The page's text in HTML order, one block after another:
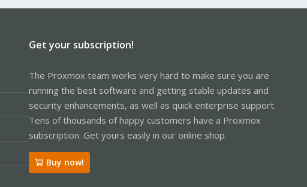
Get your subscription!
The Proxmox team works very hard to make sure you are
running the best software and getting stable updates and
security enhancements, as well as quick enterprise support.
Tens of thousands of happy customers have a Proxmox
subscription. Get yours easily in our online shop.
Buy now!